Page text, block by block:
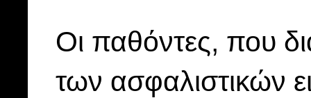
Οι παθόντες, που
των ασφαλιστικών